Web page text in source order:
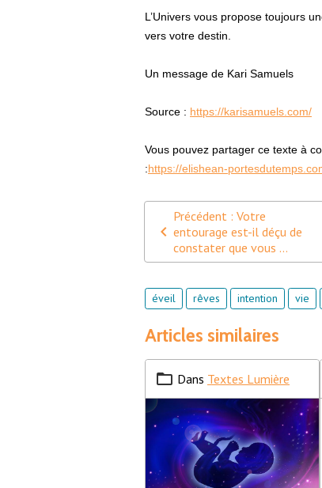
L’Univers vous propose toujours
vers votre destin.
Un message de Kari Samuels
Source : https://karisamuels.com/
Vous pouvez partager ce texte à
:https://elishean-
Précédent : Votre
entourage est-il déçu de
constater que vous ...
éveil rêves intention vie
Articles similaires
Dans Textes Lumière